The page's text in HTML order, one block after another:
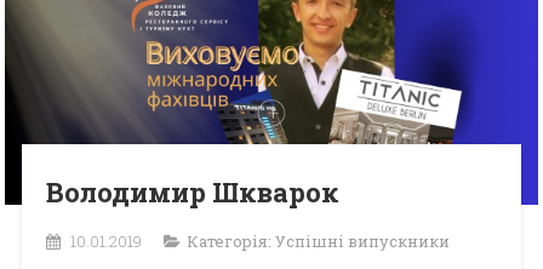
Володимир Шкварок
10.01.2019 Категорія: Успішні випускники